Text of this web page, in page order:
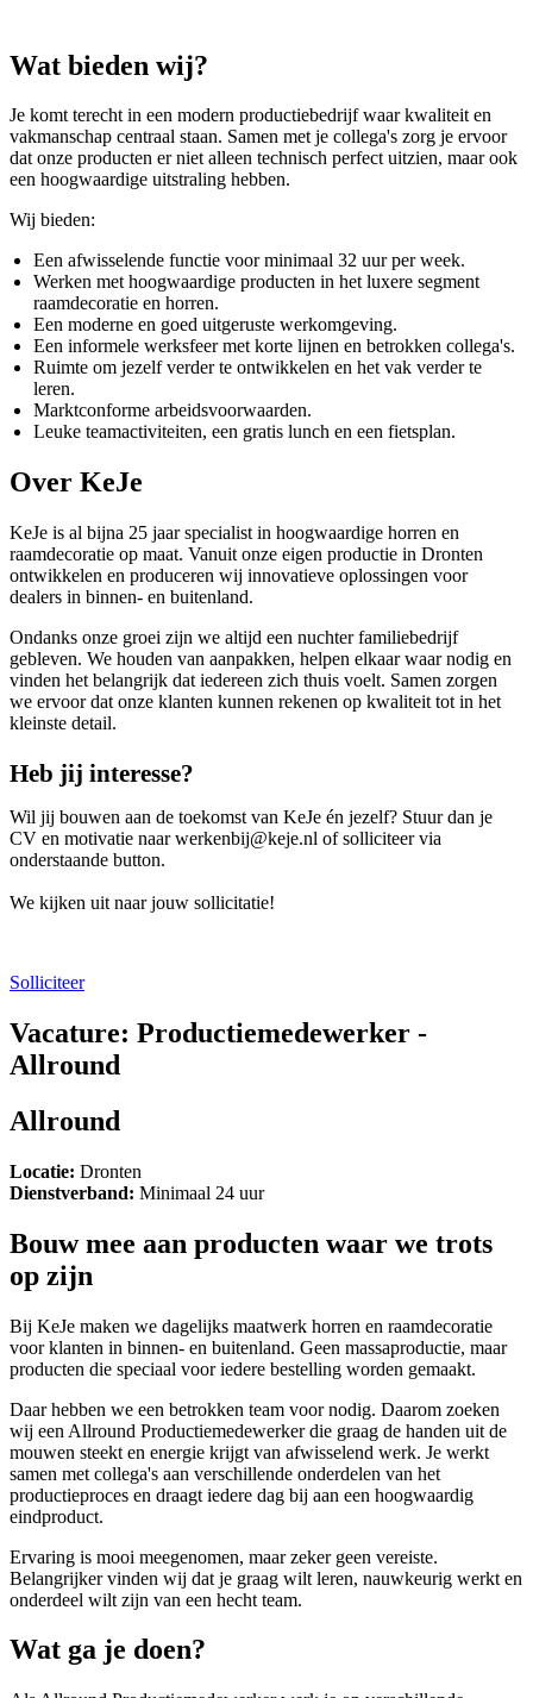
Wat bieden wij?
Je komt terecht in een modern productiebedrijf waar kwaliteit en
vakmanschap centraal staan. Samen met je collega's zorg je ervoor
dat onze producten er niet alleen technisch perfect uitzien, maar ook
een hoogwaardige uitstraling hebben.
Wij bieden:
Een afwisselende functie voor minimaal 32 uur per week.
Werken met hoogwaardige producten in het luxere segment
raamdecoratie en horren.
Een moderne en goed uitgeruste werkomgeving.
Een informele werksfeer met korte lijnen en betrokken collega's.
Ruimte om jezelf verder te ontwikkelen en het vak verder te
leren.
Marktconforme arbeidsvoorwaarden.
Leuke teamactiviteiten, een gratis lunch en een fietsplan.
Over KeJe
KeJe is al bijna 25 jaar specialist in hoogwaardige horren en
raamdecoratie op maat. Vanuit onze eigen productie in Dronten
ontwikkelen en produceren wij innovatieve oplossingen voor
dealers in binnen- en buitenland.
Ondanks onze groei zijn we altijd een nuchter familiebedrijf
gebleven. We houden van aanpakken, helpen elkaar waar nodig en
vinden het belangrijk dat iedereen zich thuis voelt. Samen zorgen
we ervoor dat onze klanten kunnen rekenen op kwaliteit tot in het
kleinste detail.
Heb jij interesse?
Wil jij bouwen aan de toekomst van KeJe én jezelf? Stuur dan je
CV en motivatie naar werkenbij@keje.nl of solliciteer via
onderstaande button.
We kijken uit naar jouw sollicitatie!
Solliciteer
Vacature: Productiemedewerker -
Allround
Allround
Locatie: Dronten
Dienstverband: Minimaal 24 uur
Bouw mee aan producten waar we trots
op zijn
Bij KeJe maken we dagelijks maatwerk horren en raamdecoratie
voor klanten in binnen- en buitenland. Geen massaproductie, maar
producten die speciaal voor iedere bestelling worden gemaakt.
Daar hebben we een betrokken team voor nodig. Daarom zoeken
wij een Allround Productiemedewerker die graag de handen uit de
mouwen steekt en energie krijgt van afwisselend werk. Je werkt
samen met collega's aan verschillende onderdelen van het
productieproces en draagt iedere dag bij aan een hoogwaardig
eindproduct.
Ervaring is mooi meegenomen, maar zeker geen vereiste.
Belangrijker vinden wij dat je graag wilt leren, nauwkeurig werkt en
onderdeel wilt zijn van een hecht team.
Wat ga je doen?